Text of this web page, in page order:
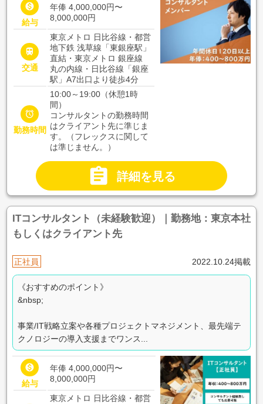

給与
年俸 4,000,000円〜
8,000,000円

交通
東京メトロ 日比谷線・都営
地下鉄 浅草線「東銀座駅」
直結・東京メトロ 銀座線
丸の内線・日比谷線「銀座
駅」A7出口より徒歩4分

勤務時間
10:00～19:00（休憩1時
間）
コンサルタントの勤務時間
はクライアント先に準じま
す。（フレックスに関して
は準じません。）
 詳細を見る
ITコンサルタント（未経験歓迎）｜勤務地：東京本社
もしくはクライアント先
正社員 2022.10.24掲載
《おすすめのポイント》
&nbsp;
事業/IT戦略立案や各種プロジェクトマネジメント、最先端テ
クノロジーの導入支援までワンス...

給与
年俸 4,000,000円〜
8,000,000円
東京メトロ 日比谷線・都営